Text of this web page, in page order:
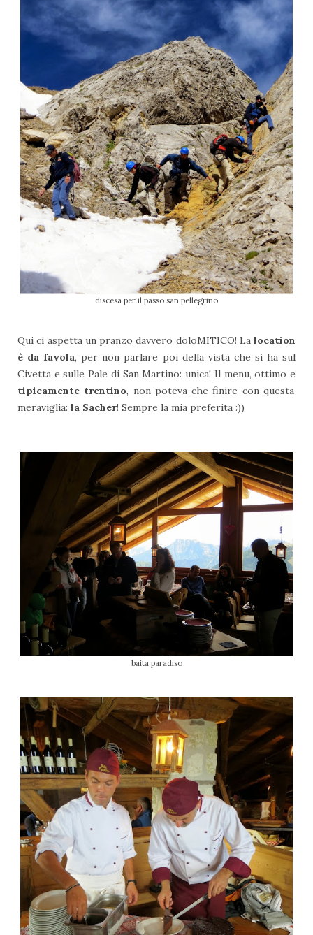
discesa per il passo san pellegrino
Qui ci aspetta un pranzo davvero doloMITICO! Lalocation
è da favola, per non parlare poi della vista che si ha sul
Civetta e sulle Pale di San Martino: unica! Il menu, ottimo e
tipicamente trentino, non poteva che finire con questa
meraviglia: la Sacher! Sempre la mia preferita :))
baita paradiso